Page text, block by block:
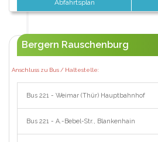
Abfahrtsplan
Bergern Rauschenburg
Anschluss zu Bus / Haltestelle:
Bus 221 - Weimar (Thür) Hauptbahnhof
Bus 221 - A.-Bebel-Str., Blankenhain